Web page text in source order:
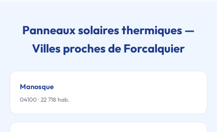
Panneaux solaires thermiques —
Villes proches de Forcalquier
Manosque
04100 · 22 718 hab.